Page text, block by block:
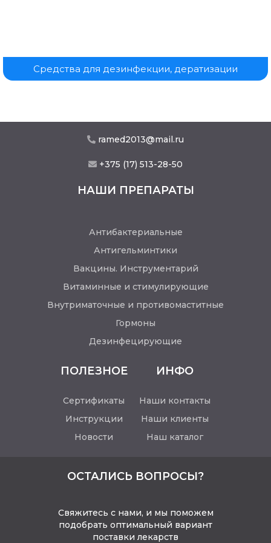
Средства для дезинфекции, дератизации
ramed2013@mail.ru
+375 (17) 513-28-50
НАШИ ПРЕПАРАТЫ
Антибактериальные
Антигельминтики
Вакцины. Инструментарий
Витаминные и стимулирующие
Внутриматочные и противомаститные
Гормоны
Дезинфецирующие
ПОЛЕЗНОЕ
Сертификаты
Инструкции
Новости
ИНФО
Наши контакты
Наши клиенты
Наш каталог
ОСТАЛИСЬ ВОПРОСЫ?
Свяжитесь с нами, и мы поможем
подобрать оптимальный вариант
поставки лекарств